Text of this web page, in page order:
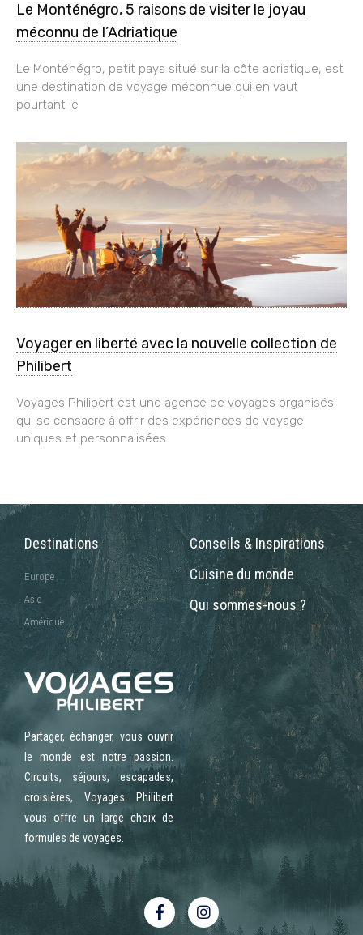
Le Monténégro, 5 raisons de visiter le joyau
méconnu de l’Adriatique
Le Monténégro, petit pays situé sur la côte adriatique, est
une destination de voyage méconnue qui en vaut
pourtant le
Voyager en liberté avec la nouvelle collection de
Philibert
Voyages Philibert est une agence de voyages organisés
qui se consacre à offrir des expériences de voyage
uniques et personnalisées
Destinations
Europe
Asie
Amérique
Conseils & Inspirations
Cuisine du monde
Qui sommes-nous ?
Partager, échanger, vous ouvrir
le monde est notre passion.
Circuits, séjours, escapades,
croisières, Voyages Philibert
vous offre un large choix de
formules de voyages.